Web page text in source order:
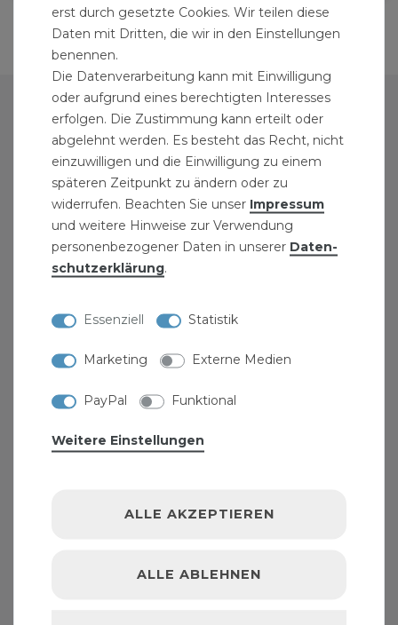
PERSÖNLICHER BEREICH
ANMELDEN
REGISTRIEREN
GEWERBEKUNDEN-ZUGANG
INFORMATIONEN
AGB UND KUNDENINFORMATIONEN
HINWEISE ZUR BATTERIEENTSORGUNG
VERPACKUNGSHINWEISE
WIDERRUFSRECHT
erst durch gesetzte Cookies. Wir teilen diese
Daten mit Dritten, die wir in den Einstellungen
benennen.
Die Datenverarbeitung kann mit Einwilligung
oder aufgrund eines berechtigten Interesses
erfolgen. Die Zustimmung kann erteilt oder
abgelehnt werden. Es besteht das Recht, nicht
einzuwilligen und die Einwilligung zu einem
späteren Zeitpunkt zu ändern oder zu
widerrufen. Beachten Sie unser Impressum
und weitere Hinweise zur Verwendung
personenbezogener Daten in unserer Daten­
schutz­erklärung.
Essenziell Statistik
Marketing Externe Medien
PayPal Funktional
Weitere Einstellungen
ALLE AKZEPTIEREN
ALLE ABLEHNEN